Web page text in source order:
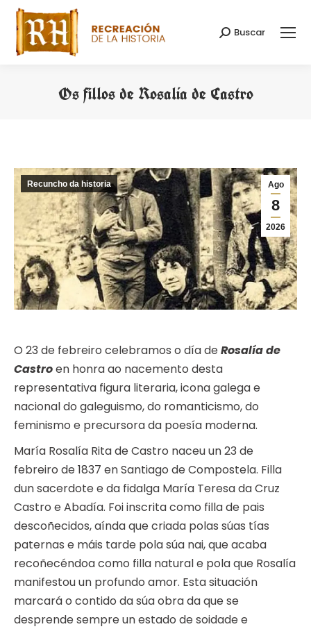
Search:
Buscar
Os fillos de Rosalía de Castro
Ago
8
2026
Recuncho da historia
O 23 de febreiro celebramos o día deRosalía de
Castroen honra ao nacemento desta
representativa figura literaria, icona galega e
nacional do galeguismo, do romanticismo, do
feminismo e precursora da poesía moderna.
María Rosalía Rita de Castro naceu un 23 de
febreiro de 1837 en Santiago de Compostela. Filla
dun sacerdote e da fidalga María Teresa da Cruz
Castro e Abadía. Foi inscrita como filla de pais
descoñecidos, aínda que criada polas súas tías
paternas e máis tarde pola súa nai, que acaba
recoñecéndoa como filla natural e pola que Rosalía
manifestou un profundo amor. Esta situación
marcará o contido da súa obra da que se
desprende sempre un estado de soidade e